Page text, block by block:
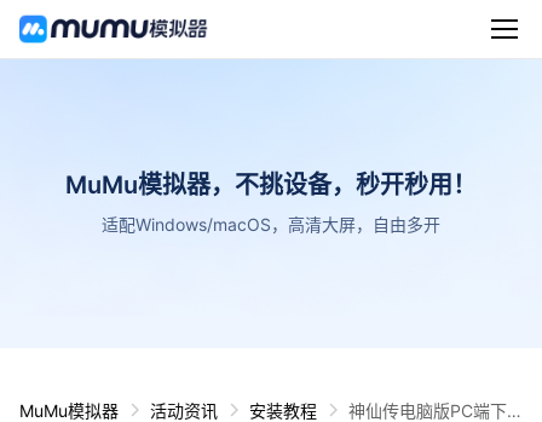
MuMu模拟器，不挑设备，秒开秒用！
适配Windows/macOS，高清大屏，自由多开
MuMu模拟器 活动资讯 安装教程
神仙传电脑版PC端下